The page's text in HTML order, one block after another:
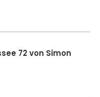
72 von Simon